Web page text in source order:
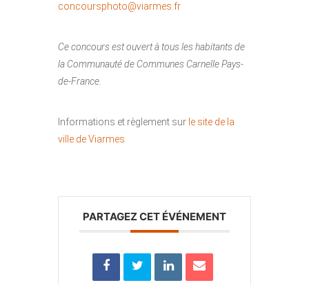
concoursphoto@viarmes.fr
Ce concours est ouvert à tous les habitants de
la Communauté de Communes Carnelle Pays-
de-France.
Informations et règlement sur le site de la
ville de Viarmes
PARTAGEZ CET ÉVÉNEMENT